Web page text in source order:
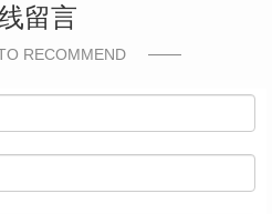
留言
RECOMMEND